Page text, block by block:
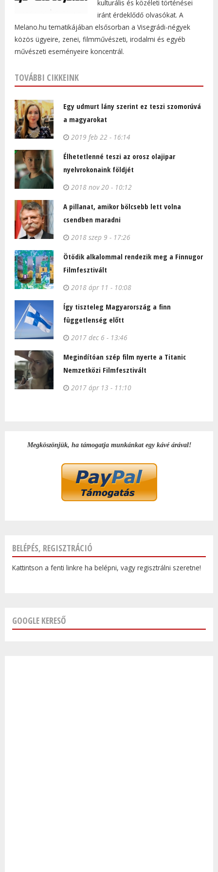
kulturális és közéleti történései
iránt érdeklődő olvasókat. A
Melano.hu tematikájában elsősorban a Visegrádi-négyek
közös ügyeire, zenei, filmművészeti, irodalmi és egyéb
művészeti eseményeire koncentrál.
TOVÁBBI CIKKEINK
Egy udmurt lány szerint ez teszi szomorúvá
a magyarokat
2019 feb 22 - 16:14
Élhetetlenné teszi az orosz olajipar
nyelvrokonaink földjét
2018 nov 20 - 10:12
A pillanat, amikor bölcsebb lett volna
csendben maradni
2018 szep 9 - 17:26
Ötödik alkalommal rendezik meg a Finnugor
Filmfesztivált
2018 ápr 11 - 10:08
Így tiszteleg Magyarország a finn
függetlenség előtt
2017 dec 6 - 13:46
Megindítóan szép film nyerte a Titanic
Nemzetközi Filmfesztivált
2017 ápr 13 - 11:10
Megköszönjük, ha támogatja munkánkat egy kávé árával!
BELÉPÉS, REGISZTRÁCIÓ
Kattintson a fenti linkre ha belépni, vagy regisztrálni szeretne!
GOOGLE KERESŐ